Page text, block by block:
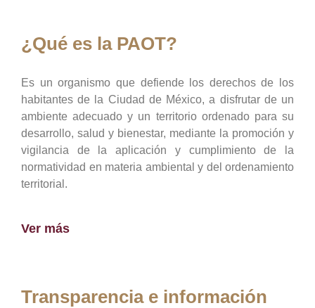
¿Qué es la PAOT?
Es un organismo que defiende los derechos de los
habitantes de la Ciudad de México, a disfrutar de un
ambiente adecuado y un territorio ordenado para su
desarrollo, salud y bienestar, mediante la promoción y
vigilancia de la aplicación y cumplimiento de la
normatividad en materia ambiental y del ordenamiento
territorial.
Ver más
Transparencia e información